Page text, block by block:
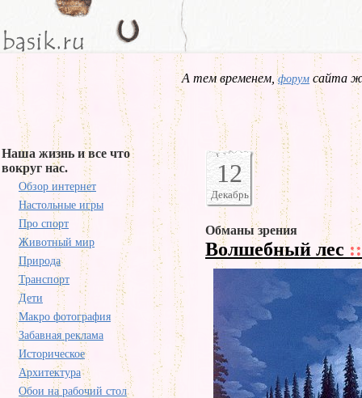
А тем временем,форум сайта
Наша жизнь и все что
вокруг нас.
Обзор интернет
Настольные игры
Про спорт
Животный мир
Природа
Транспорт
Дети
Макро фотография
Забавная реклама
Историческое
Архитектура
Обои на рабочий стол
12
Декабрь
Обманы зрения
Волшебный лес ::